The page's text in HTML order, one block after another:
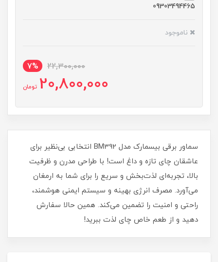
09303494465
ناموجود
22,300,000
7%
20,800,000 تومان
سماور برقی بیسمارک مدل BM392 انتخابی بی‌نظیر برای
عاشقان چای تازه و داغ است! با طراحی مدرن و ظرفیت
بالا، تجربه‌ای لذت‌بخش و سریع را برای شما به ارمغان
می‌آورد. مصرف انرژی بهینه و سیستم ایمنی هوشمند،
راحتی و امنیت را تضمین می‌کند. همین حالا سفارش
دهید و از طعم خاص چای لذت ببرید!